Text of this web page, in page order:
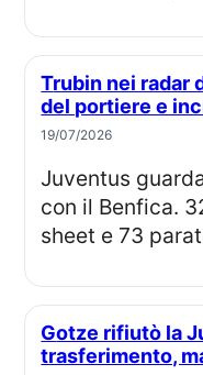
Trubin nei radar della juventus: stagione
del portiere e
19/07/2026
Juventus guarda Trubin: numeri affidabili
con il Benfica.
sheet e 73
Gotze rifiutò la Juve nel 2016: vicino al
trasferimento,